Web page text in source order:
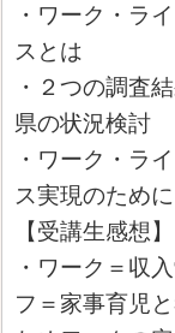
・ワーク・ラ
スとは
・２つの調査
県の状況検討
・ワーク・ラ
ス実現のために
【受講生感想】
・ワーク＝収
フ＝家事育児